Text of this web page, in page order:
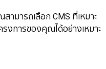
ามารถเลือก CMS ที่เหมาะ
งการของคุณได้อย่างเหมาะ